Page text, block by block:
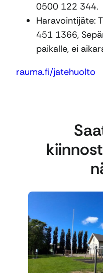
0500 122 344.
Haravointijäte:
451 1366,
paikalle, ei
rauma.fi/jatehuolto